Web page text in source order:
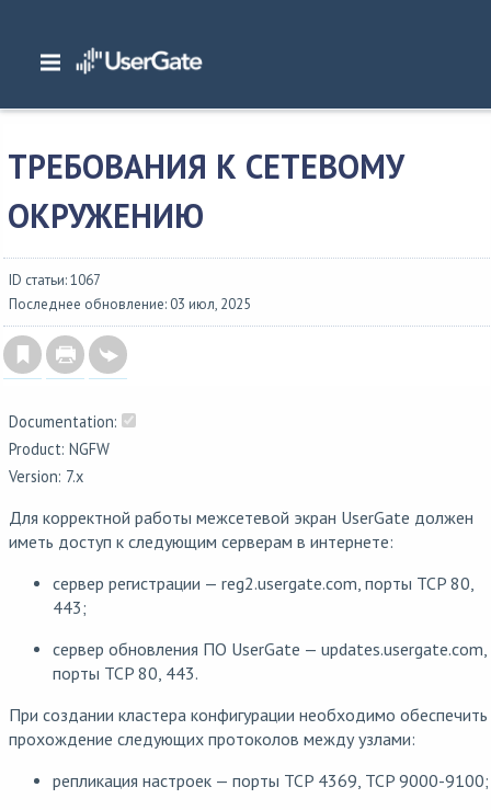
Главная/ Документация/NGFW
Первоначальная настройка
ТРЕБОВАНИЯ К СЕТЕВОМУ
ОКРУЖЕНИЮ
ID статьи: 1067
Последнее обновление: 03 июл, 2025
Documentation:
Product: NGFW
Version: 7.x
Для корректной работы межсетевой экран UserGate должен
иметь доступ к следующим серверам в интернете:
сервер регистрации — reg2.usergate.com, порты TCP 80,
443;
сервер обновления ПО UserGate — updates.usergate.com,
порты TCP 80, 443.
При создании кластера конфигурации необходимо обеспечить
прохождение следующих протоколов между узлами:
репликация настроек — порты TCP 4369, TCP 9000-9100;